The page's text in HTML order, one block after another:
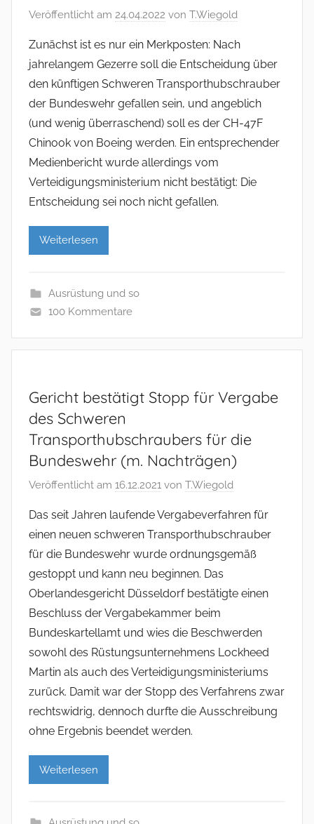
Veröffentlicht am 24.04.2022 von T.Wiegold
Zunächst ist es nur ein Merkposten: Nach
jahrelangem Gezerre soll die Entscheidung über
den künftigen Schweren Transporthubschrauber
der Bundeswehr gefallen sein, und angeblich
(und wenig überraschend) soll es der CH-47F
Chinook von Boeing werden. Ein entsprechender
Medienbericht wurde allerdings vom
Verteidigungsministerium nicht bestätigt: Die
Entscheidung sei noch nicht gefallen.
Weiterlesen
Ausrüstung und so
100 Kommentare
Gericht bestätigt Stopp für Vergabe
des Schweren
Transporthubschraubers für die
Bundeswehr (m. Nachträgen)
Veröffentlicht am 16.12.2021 von T.Wiegold
Das seit Jahren laufende Vergabeverfahren für
einen neuen schweren Transporthubschrauber
für die Bundeswehr wurde ordnungsgemäß
gestoppt und kann neu beginnen. Das
Oberlandesgericht Düsseldorf bestätigte einen
Beschluss der Vergabekammer beim
Bundeskartellamt und wies die Beschwerden
sowohl des Rüstungsunternehmens Lockheed
Martin als auch des Verteidigungsministeriums
zurück. Damit war der Stopp des Verfahrens zwar
rechtswidrig, dennoch durfte die Ausschreibung
ohne Ergebnis beendet werden.
Weiterlesen